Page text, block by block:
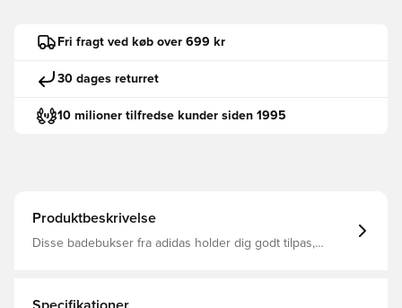
Fri fragt ved køb over 699 kr
30 dages returret
10 milioner tilfredse kunder siden 1995
Produktbeskrivelse
Disse badebukser fra adidas holder dig godt tilpas,
frokost på en café. Sidelommer har plads til dine småting.